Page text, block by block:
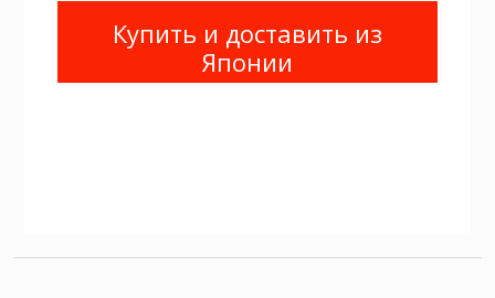
Купить и доставить из
Японии